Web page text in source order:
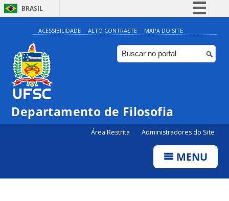
BRASIL
Simplifique!
Comunica BR
Participe
Canais
ACESSIBILIDADE ALTO CONTRASTE MAPA DO SITE
Departamento de Filosofia
Área Restrita Administradores do Site
MENU